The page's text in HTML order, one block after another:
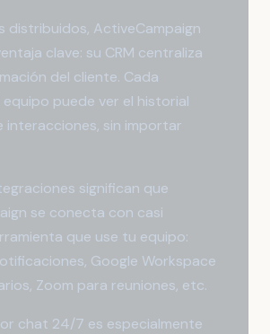
distribuidos, ActiveCampaign
clave: su CRM centraliza
del cliente. Cada
puede ver el historial
interacciones, sin importar
significan que
se conecta con casi
que use tu equipo:
Google Workspace
Zoom para reuniones, etc.
chat 24/7 es especialmente